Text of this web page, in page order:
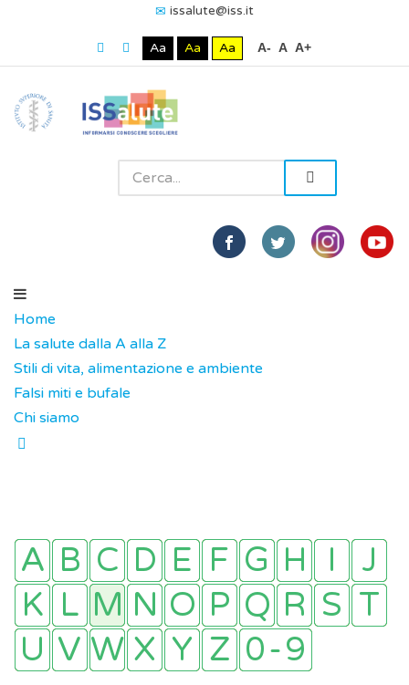
issalute@iss.it
Aa Aa Aa A- A A+
Home
La salute dalla A alla Z
Stili di vita, alimentazione e ambiente
Falsi miti e bufale
Chi siamo